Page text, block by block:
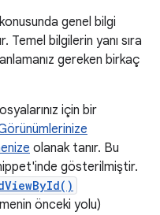
genel bilgi
Temel bilgilerin yanı sıra
gereken birkaç
için bir
olanak tanır. Bu
gösterilmiştir.
önceki yolu)